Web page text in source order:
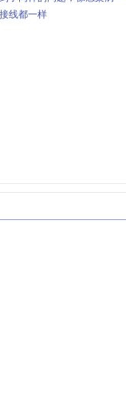
线都一样